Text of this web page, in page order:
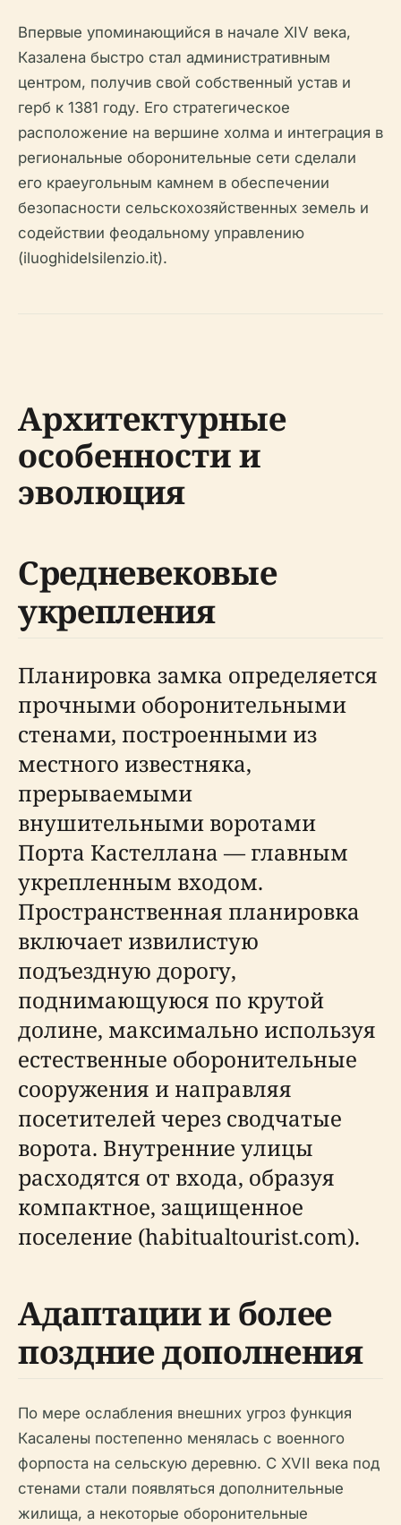
Впервые упоминающийся в начале XIV века,
Казалена быстро стал административным
центром, получив свой собственный устав и
герб к 1381 году. Его стратегическое
расположение на вершине холма и интеграция в
региональные оборонительные сети сделали
его краеугольным камнем в обеспечении
безопасности сельскохозяйственных земель и
содействии феодальному управлению
(iluoghidelsilenzio.it).
Архитектурные
особенности и
эволюция
Средневековые
укрепления
Планировка замка определяется
прочными оборонительными
стенами, построенными из
местного известняка,
прерываемыми
внушительными воротами
Порта Кастеллана — главным
укрепленным входом.
Пространственная планировка
включает извилистую
подъездную дорогу,
поднимающуюся по крутой
долине, максимально используя
естественные оборонительные
сооружения и направляя
посетителей через сводчатые
ворота. Внутренние улицы
расходятся от входа, образуя
компактное, защищенное
поселение (habitualtourist.com).
Адаптации и более
поздние дополнения
По мере ослабления внешних угроз функция
Касалены постепенно менялась с военного
форпоста на сельскую деревню. С XVII века под
стенами стали появляться дополнительные
жилища, а некоторые оборонительные